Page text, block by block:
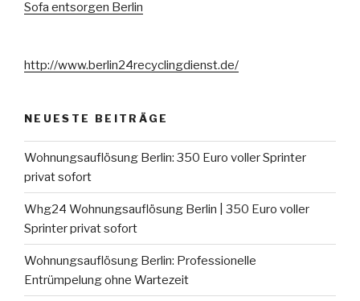
Sofa entsorgen Berlin
http://www.berlin24recyclingdienst.de/
NEUESTE BEITRÄGE
Wohnungsauflösung Berlin: 350 Euro voller Sprinter
privat sofort
Whg24 Wohnungsauflösung Berlin | 350 Euro voller
Sprinter privat sofort
Wohnungsauflösung Berlin: Professionelle
Entrümpelung ohne Wartezeit